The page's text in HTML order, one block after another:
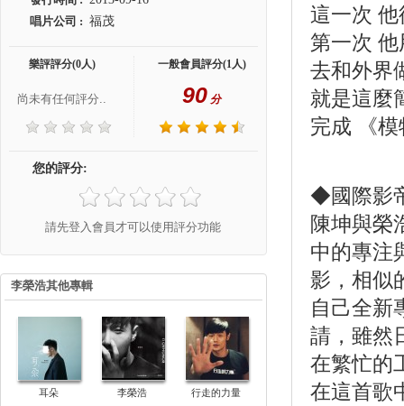
唱片公司 : 福茂
樂評評分(0人)
尚未有任何評分..
一般會員評分(1人)
90 分
您的評分:
請先登入會員才可以使用評分功能
李榮浩其他專輯
耳朵 李榮浩 行走的力量 有理想 嗯
這一次
第一次
去和外界
就是這麼
完成 《
◆國際影
陳坤與榮
中的專注
影，相似
自己全新
請，雖然
在繁忙的
在這首歌